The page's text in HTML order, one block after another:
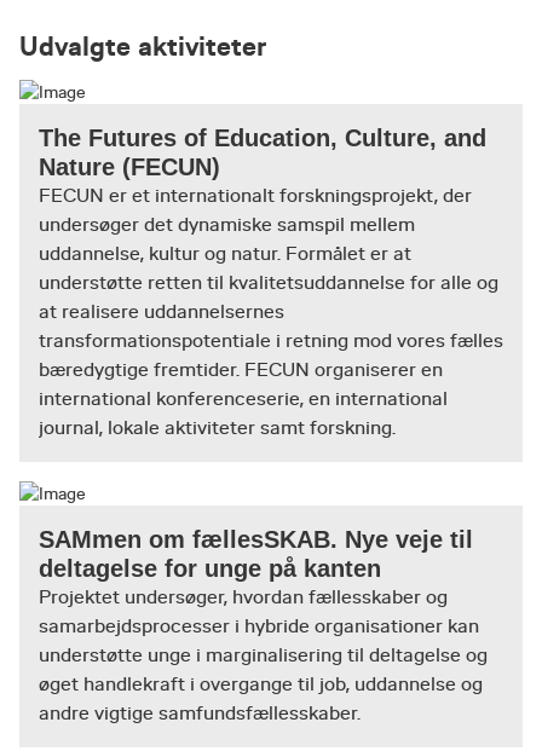
Vi spørger: hvordan gøres denne pædagogiske
undersøger, hvordan den pågældende praksis er,
herunder også, hvilke værdier den fremmer eller
hæmmer. Dernæst stiller vi spørgsmålet mere
bredt: hvordan gøres denne praksis godt; er der
(andre) kriterier for, hvordan en god praksis
kunne være
Kombinationen af disse to vinkler bidrager til
viden om dilemmaer, udfordringer, muligheder
og ikke mindst bæredygtige
udviklingsmuligheder. I de socialinnovative
og/eller fagligt virke som aktørerne vurderer
som perspektivrige i forhold til de
velbegrundede værdier praksis skal fremme.
Når vi i vores undersøgelser står på de to ben,
må vi både lave empiriske undersøgelser
gennem feltarbejde og begrebsmæssige
Udvalgte aktiviteter
The Futures of Education, Culture, and
Nature (FECUN)
FECUN er et internationalt forskningsprojekt, der
undersøger det dynamiske samspil mellem
uddannelse, kultur og natur. Formålet er at
understøtte retten til kvalitetsuddannelse for alle og
at realisere uddannelsernes
transformationspotentiale i retning mod vores fælles
bæredygtige fremtider. FECUN organiserer en
international konferenceserie, en international
journal, lokale aktiviteter samt forskning.
SAMmen om fællesSKAB. Nye veje til
deltagelse for unge på kanten
Projektet undersøger, hvordan fællesskaber og
samarbejdsprocesser i hybride organisationer kan
understøtte unge i marginalisering til deltagelse og
øget handlekraft i overgange til job, uddannelse og
andre vigtige samfundsfællesskaber.